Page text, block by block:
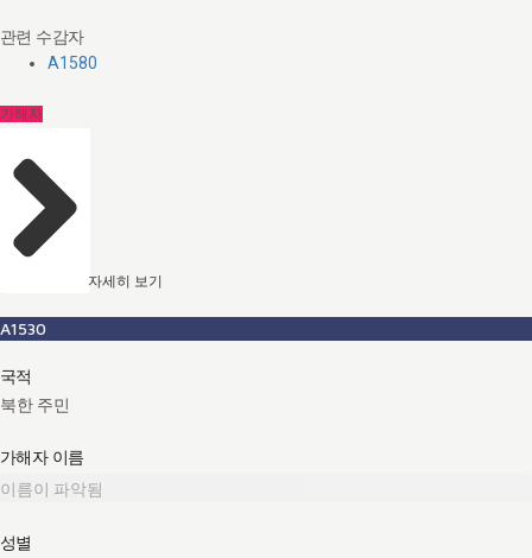
관련 수감자
A1580
가해자
자세히 보기
A1530
국적
북한 주민
가해자 이름
이름이 파악됨
성별